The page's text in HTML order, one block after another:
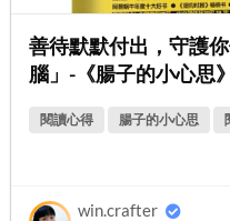
善待默默付出，守護
腦」-《腸子的小心思
閱讀心得 腸子的小心思
win.crafter